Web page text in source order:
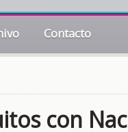
Contacto
con